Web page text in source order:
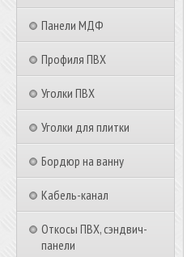
Панели МДФ
Профиля ПВХ
Уголки ПВХ
Уголки для плитки
Бордюр на ванну
Кабель-канал
Откосы ПВХ, сэндвич-
панели